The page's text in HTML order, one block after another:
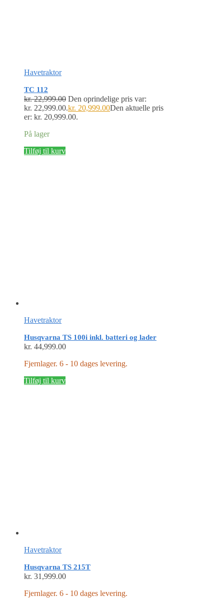
Havetraktor
TC 112
kr.22,999.00 Den oprindelige pris var:
kr. 22,999.00.kr. 20,999.00Den aktuelle pris
er: kr. 20,999.00.
På lager
Tilføj til kurv
Havetraktor
Husqvarna TS 100i inkl. batteri og lader
kr. 44,999.00
Fjernlager. 6 - 10 dages levering.
Tilføj til kurv
Havetraktor
Husqvarna TS 215T
kr. 31,999.00
Fjernlager. 6 - 10 dages levering.